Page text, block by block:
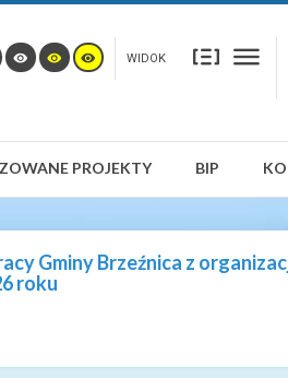
WIDOK
PROJEKTY BIP
Gminy Brzeźnica z
roku